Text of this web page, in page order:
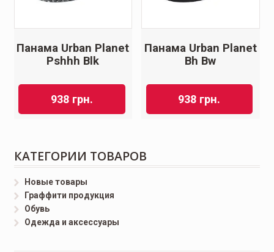
Панама Urban Planet
Pshhh Blk
938 грн.
Панама Urban Planet
Bh Bw
938 грн.
КАТЕГОРИИ ТОВАРОВ
Новые товары
Граффити продукция
Обувь
Одежда и аксессуары